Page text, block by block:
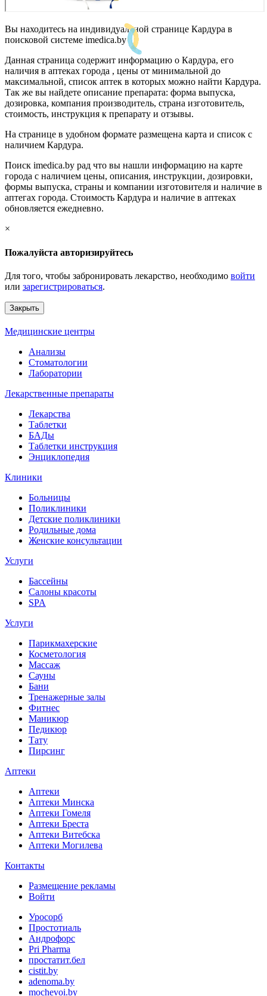
Вы находитесь на индивидуальной странице Кардура в
поисковой системе imedica.by
Данная страница содержит информацию о Кардура, его
наличия в аптеках города , цены от минимальной до
максимальной, список аптек в которых можно найти Кардура.
Так же вы найдете описание препарата: форма выпуска,
дозировка, компания производитель, страна изготовитель,
стоимость, инструкция к препарату и отзывы.
На странице в удобном формате размещена карта и список с
наличием Кардура.
Поиск imedica.by рад что вы нашли информацию на карте
города с наличием цены, описания, инструкции, дозировки,
формы выпуска, страны и компании изготовителя и наличие в
аптегах города. Стоимость Кардура и наличие в аптеках
обновляется ежедневно.
×
Пожалуйста авторизируйтесь
Для того, чтобы забронировать лекарство, необходимо войти
или зарегистрироваться.
Закрыть
Медицинские центры
Анализы
Стоматологии
Лаборатории
Лекарственные препараты
Лекарства
Таблетки
БАДы
Таблетки инструкция
Энциклопедия
Клиники
Больницы
Поликлиники
Детские поликлиники
Родильные дома
Женские консультации
Услуги
Бассейны
Салоны красоты
SPA
Услуги
Парикмахерские
Косметология
Массаж
Сауны
Бани
Тренажерные залы
Фитнес
Маникюр
Педикюр
Тату
Пирсинг
Аптеки
Аптеки
Аптеки Минска
Аптеки Гомеля
Аптеки Бреста
Аптеки Витебска
Аптеки Могилева
Контакты
Размещение рекламы
Войти
Уросорб
Простотиаль
Андрофорс
Pri Pharma
простатит.бел
cistit.by
adenoma.by
mochevoi.by